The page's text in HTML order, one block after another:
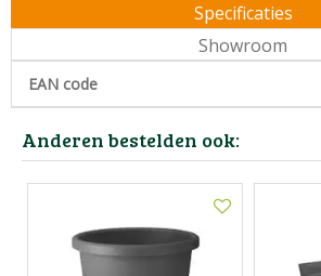
Specificaties
Showroom
EAN code
Anderen bestelden ook: